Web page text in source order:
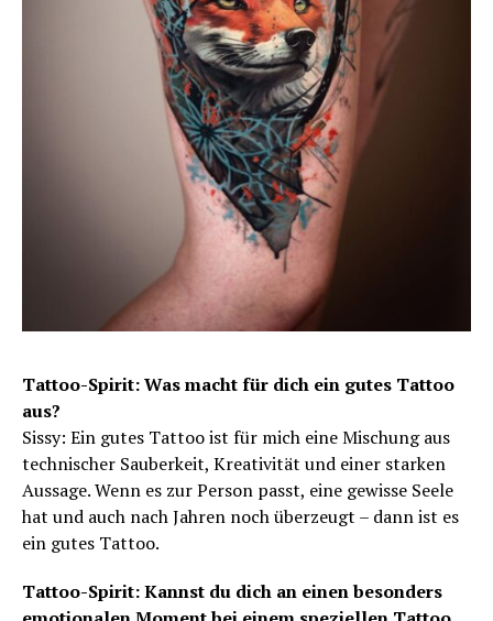
Tattoo-Spirit: Was macht für dich ein gutes Tattoo
aus?
Sissy: Ein gutes Tattoo ist für mich eine Mischung aus
technischer Sauberkeit, Kreativität und einer starken
Aussage. Wenn es zur Person passt, eine gewisse Seele
hat und auch nach Jahren noch überzeugt – dann ist es
ein gutes Tattoo.
Tattoo-Spirit: Kannst du dich an einen besonders